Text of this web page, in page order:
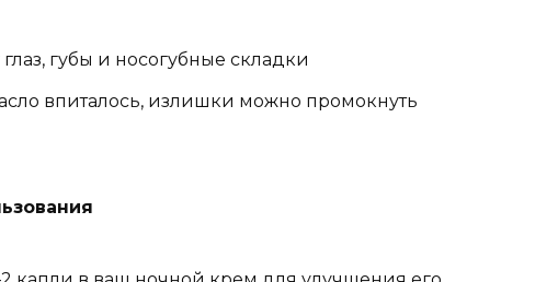
губы и носогубные складки
впиталось, излишки можно промокнуть